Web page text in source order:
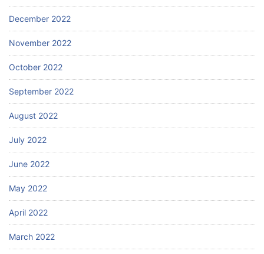
December 2022
November 2022
October 2022
September 2022
August 2022
July 2022
June 2022
May 2022
April 2022
March 2022